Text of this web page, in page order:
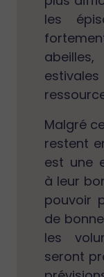
les
Malgré
restent
est une
à leur
pouvoir
de
les
seront